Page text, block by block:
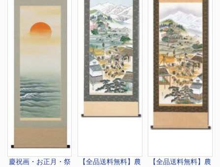
慶祝画・お正月・祭
【全品送料無料】 農
【全品送料無料】 農